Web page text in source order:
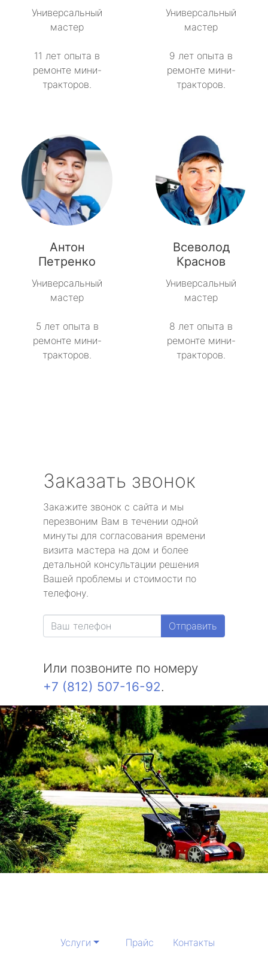
Универсальный
мастер
11 лет опыта в
ремонте мини-
тракторов.
Универсальный
мастер
9 лет опыта в
ремонте мини-
тракторов.
Антон
Петренко
Универсальный
мастер
5 лет опыта в
ремонте мини-
тракторов.
Всеволод
Краснов
Универсальный
мастер
8 лет опыта в
ремонте мини-
тракторов.
Заказать звонок
Закажите звонок с сайта и мы
перезвоним Вам в течении одной
минуты для согласования времени
визита мастера на дом и более
детальной консультации решения
Вашей проблемы и стоимости по
телефону.
Отправить
Или позвоните по номеру
+7 (812) 507-16-92.
Услуги Прайс Контакты